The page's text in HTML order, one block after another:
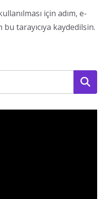
için adım, e-
tarayıcıya kaydedilsin.
Ara